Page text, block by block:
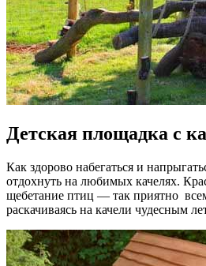
Детская площадка с
Как здорово набегаться и
отдохнуть на любимых качелях.
щебетание птиц — так приятно
раскачиваясь на качели чудесным